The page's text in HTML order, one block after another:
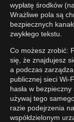
wypłatę środków
Wrażliwe pola są
bezpiecznych
zwykłego tekstu.
Co możesz zrobić:
się, że znajdujesz
a podczas
publicznej sieci Wi-
hasła w
używaj tego
razie podejrzenia
współdzielonym